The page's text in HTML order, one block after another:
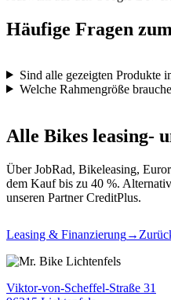
Häufige Fragen
Sind alle gezeigten Produkte
Welche Rahmengröße
Alle Bikes leasing-
Über JobRad, Bikeleasing,
dem Kauf bis zu 40 %.
unseren Partner CreditPlus.
Leasing & Finanzierung→
Viktor-von-Scheffel-Straße 31